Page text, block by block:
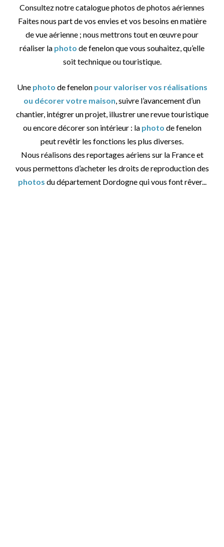
Consultez notre catalogue photos de photos aériennes
Faites nous part de vos envies et vos besoins en matière
de vue aérienne ; nous mettrons tout en œuvre pour
réaliser la photo de fenelon que vous souhaitez, qu’elle
soit technique ou touristique.
Une photo de fenelon pour valoriser vos réalisations
ou décorer votre maison, suivre l’avancement d’un
chantier, intégrer un projet, illustrer une revue touristique
ou encore décorer son intérieur : la photo de fenelon
peut revêtir les fonctions les plus diverses.
Nous réalisons des reportages aériens sur la France et
vous permettons d’acheter les droits de reproduction des
photos du département Dordogne qui vous font rêver...